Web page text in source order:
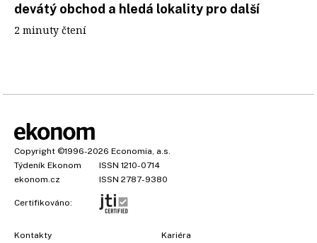
devátý obchod a hledá lokality pro další
2 minuty čtení
Copyright ©1996-2026 Economia, a.s.
Týdeník Ekonom
ISSN 1210-0714
ekonom.cz
ISSN 2787-9380
Certifikováno:
Kontakty
Kariéra